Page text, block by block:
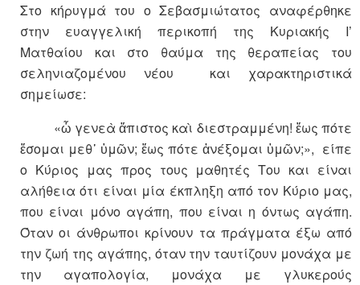
Στο κήρυγμά του ο Σεβασμιώτατος αναφέρθηκε
στην ευαγγελική περικοπή της Κυριακής Ι’
Ματθαίου και στο θαύμα της θεραπείας του
σεληνιαζομένου νέου και χαρακτηριστικά
σημείωσε:
«ὦ γενεὰ ἄπιστος καὶ διεστραμμένη! ἕως πότε
ἔσομαι μεθ᾿ ὑμῶν; ἕως πότε ἀνέξομαι ὑμῶν;», είπε
ο Κύριος μας προς τους μαθητές Του και είναι
αλήθεια ότι είναι μία έκπληξη από τον Κύριο μας,
που είναι μόνο αγάπη, που είναι η όντως αγάπη.
Όταν οι άνθρωποι κρίνουν τα πράγματα έξω από
την ζωή της αγάπης, όταν την ταυτίζουν μονάχα με
την αγαπολογία, μονάχα με γλυκερούς